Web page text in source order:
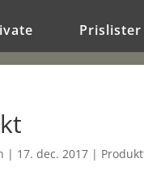
Prislister
| 17. dec. 2017 |